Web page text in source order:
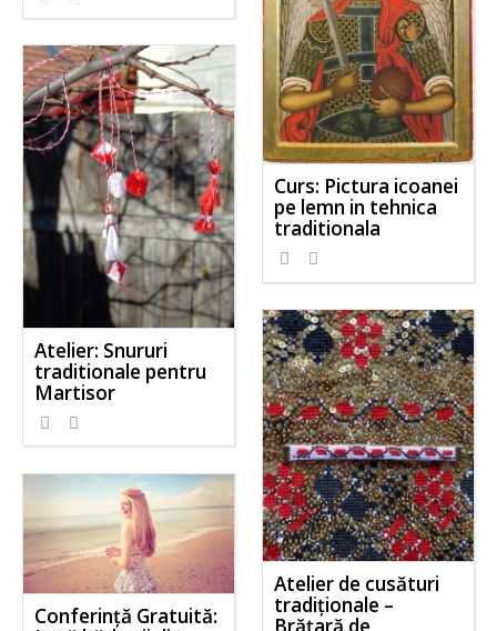
Curs: Pictura icoanei
pe lemn in tehnica
traditionala
Atelier: Snururi
traditionale pentru
Martisor
Atelier de cusături
tradiționale –
Conferință Gratuită: